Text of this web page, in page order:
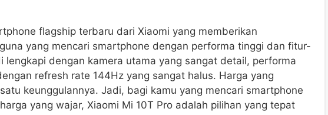
flagship terbaru dari Xiaomi yang memberikan
yang mencari smartphone dengan performa tinggi dan fitur-
lengkapi dengan kamera utama yang sangat detail, performa
refresh rate 144Hz yang sangat halus. Harga yang
keunggulannya. Jadi, bagi kamu yang mencari smartphone
yang wajar, Xiaomi Mi 10T Pro adalah pilihan yang tepat